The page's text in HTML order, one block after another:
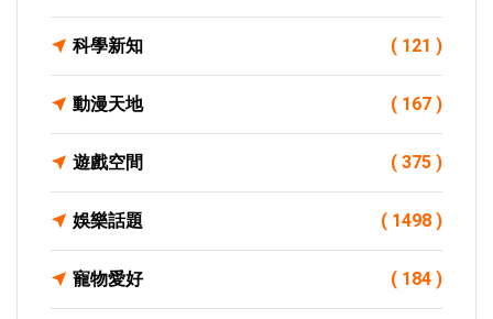
科學新知 ( 121 )
動漫天地 ( 167 )
遊戲空間 ( 375 )
娛樂話題 ( 1498 )
寵物愛好 ( 184 )